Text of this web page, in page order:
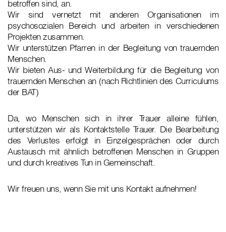
betroffen sind, an.
Wir sind vernetzt mit anderen Organisationen im
psychosozialen Bereich und arbeiten in verschiedenen
Projekten zusammen.
Wir unterstützen Pfarren in der Begleitung von trauernden
Menschen.
Wir bieten Aus- und Weiterbildung für die Begleitung von
trauernden Menschen an (nach Richtlinien des Curriculums
der BAT)
Da, wo Menschen sich in ihrer Trauer alleine fühlen,
unterstützen wir als Kontaktstelle Trauer. Die Bearbeitung
des Verlustes erfolgt in Einzelgesprächen oder durch
Austausch mit ähnlich betroffenen Menschen in Gruppen
und durch kreatives Tun in Gemeinschaft.
Wir freuen uns, wenn Sie mit uns Kontakt aufnehmen!